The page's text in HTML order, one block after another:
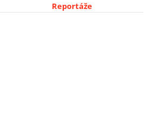
Fotograf Mácha
Reportáže